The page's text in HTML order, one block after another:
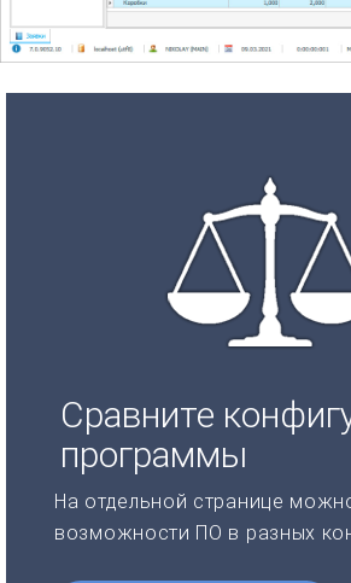
Сравните
программы
На отдельной странице
возможности ПО в разных